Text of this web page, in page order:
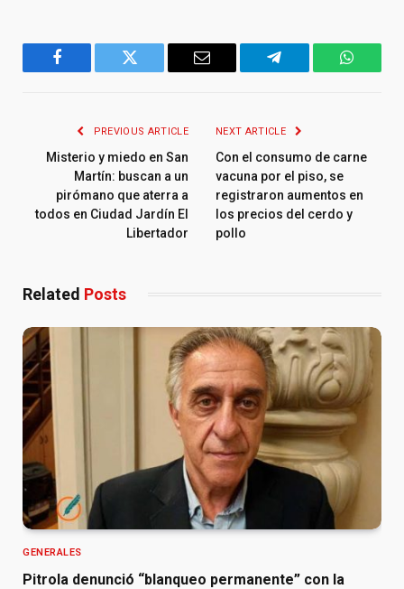
Facebook Twitter Email Telegram
PREVIOUS ARTICLE
Misterio y miedo en San
Martín: buscan a un
pirómano que aterra a
todos en Ciudad Jardín El
Libertador
NEXT ARTICLE
Con el consumo de carne
vacuna por el piso, se
registraron aumentos en
los precios del cerdo y
pollo
Related Posts
GENERALES
Pitrola denunció “blanqueo permanente” con la